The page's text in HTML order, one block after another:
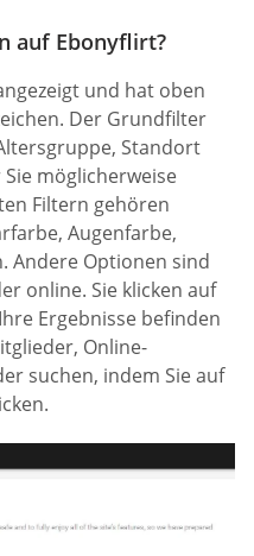
auf Ebonyflirt?
und hat oben
Der Grundfilter
Standort
möglicherweise
Filtern gehören
Augenfarbe,
Andere Optionen sind
online. Sie klicken auf
Ergebnisse befinden
Online-
suchen, indem Sie auf